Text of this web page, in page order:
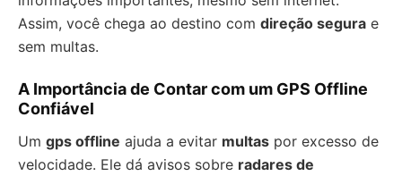
Assim, você chega ao destino com direção segura e
sem multas.
A Importância de Contar com um GPS Offline
Confiável
Um gps offline ajuda a evitar multas por excesso de
velocidade. Ele dá avisos sobre radares de